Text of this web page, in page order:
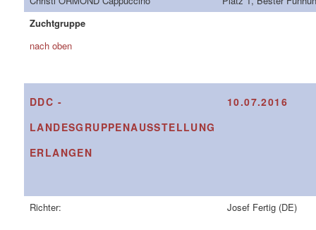
Zuchtgruppe
nach oben
DDC -
LANDESGRUPPENAUSSTELLUNG
ERLANGEN
10.07.2016
Richter: Josef Fertig (DE)